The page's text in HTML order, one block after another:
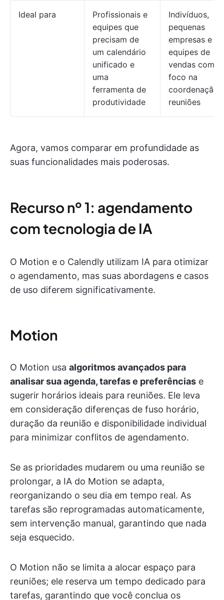
Ideal para
Profissionais e
equipes que
precisam de
um calendário
unificado e
uma
ferramenta de
produtividade
Indivíduos,
pequenas
empresas e
equipes de
vendas com
foco na
coordenação
reuniões
Agora, vamos comparar em profundidade as
suas funcionalidades mais poderosas.
Recurso nº 1: agendamento
com tecnologia de IA
O Motion e o Calendly utilizam IA para otimizar
o agendamento, mas suas abordagens e casos
de uso diferem significativamente.
Motion
O Motion usa algoritmos avançados para
analisar sua agenda, tarefas e preferências e
sugerir horários ideais para reuniões. Ele leva
em consideração diferenças de fuso horário,
duração da reunião e disponibilidade individual
para minimizar conflitos de agendamento.
Se as prioridades mudarem ou uma reunião se
prolongar, a IA do Motion se adapta,
reorganizando o seu dia em tempo real. As
tarefas são reprogramadas automaticamente,
sem intervenção manual, garantindo que nada
seja esquecido.
O Motion não se limita a alocar espaço para
reuniões; ele reserva um tempo dedicado para
tarefas, garantindo que você conclua os